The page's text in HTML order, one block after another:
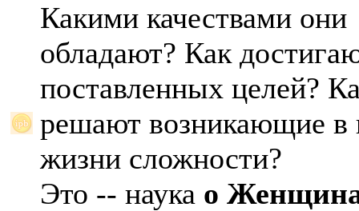
Какими качествами они
обладают? Как
поставленных целей?
решают возникающие в
жизни сложности?
Это -- наука о